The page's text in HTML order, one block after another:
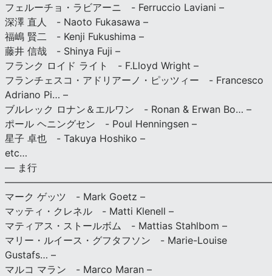
フェルーチョ・ラビアーニ - Ferruccio Laviani –
深澤 直人 - Naoto Fukasawa –
福嶋 賢二 - Kenji Fukushima –
藤井 信哉 - Shinya Fuji –
フランク ロイド ライト - F.Lloyd Wright –
フランチェスコ・アドリアーノ・ピッツィー - Francesco
Adriano Pi… –
ブルレック ロナン＆エルワン - Ronan & Erwan Bo… –
ポール ヘニングセン - Poul Henningsen –
星子 卓也 - Takuya Hoshiko –
etc…
— ま行
マーク ゲッツ - Mark Goetz –
マッティ・クレネル - Matti Klenell –
マティアス・ストールボム - Mattias Stahlbom –
マリー・ルイース・グフタフソン - Marie-Louise
Gustafs… –
マルコ マラン - Marco Maran –